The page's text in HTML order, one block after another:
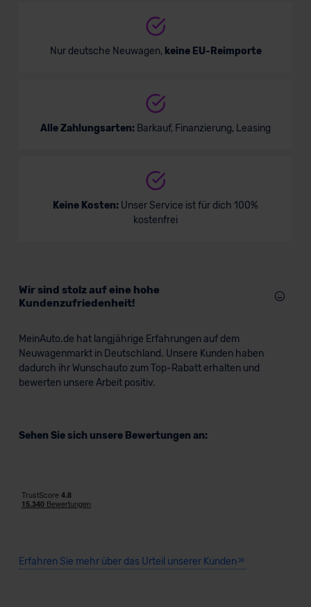
Nur deutsche Neuwagen, keine EU-Reimporte
Alle Zahlungsarten: Barkauf, Finanzierung, Leasing
Keine Kosten: Unser Service ist für dich 100%
kostenfrei
Wir sind stolz auf eine hohe
Kundenzufriedenheit!
MeinAuto.de hat langjährige Erfahrungen auf dem
Neuwagenmarkt in Deutschland. Unsere Kunden haben
dadurch ihr Wunschauto zum Top-Rabatt erhalten und
bewerten unsere Arbeit positiv.
Sehen Sie sich unsere Bewertungen an:
Erfahren Sie mehr über das Urteil unserer Kunden